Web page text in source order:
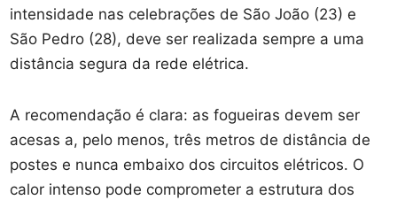
intensidade nas celebrações de São João (23) e
São Pedro (28), deve ser realizada sempre a uma
distância segura da rede elétrica.
A recomendação é clara: as fogueiras devem ser
acesas a, pelo menos, três metros de distância de
postes e nunca embaixo dos circuitos elétricos. O
calor intenso pode comprometer a estrutura dos